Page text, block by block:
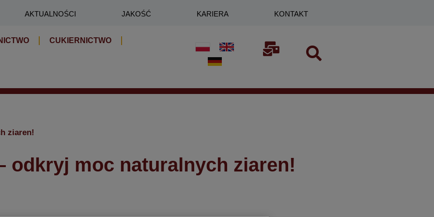
AKTUALNOŚCI JAKOŚĆ KARIERA KONTAKT
CUKIERNICTWO
ziaren!
odkryj moc naturalnych ziaren!